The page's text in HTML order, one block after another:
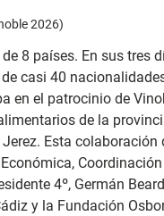
2026)
8 países. En sus tres
casi 40
en el patrocinio de
de la
Esta
4º, Germán
y la Fundación